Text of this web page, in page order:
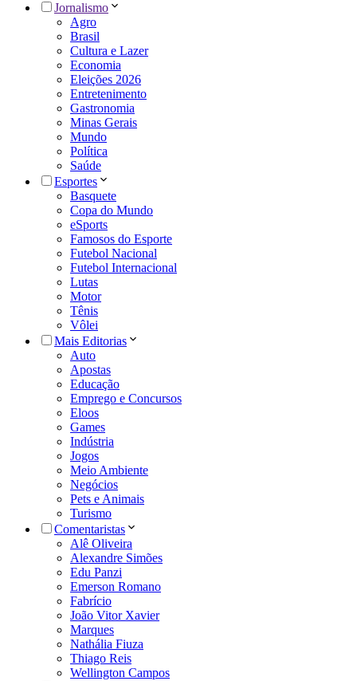
Jornalismo
Agro
Brasil
Cultura e Lazer
Economia
Eleições 2026
Entretenimento
Gastronomia
Minas Gerais
Mundo
Política
Saúde
Esportes
Basquete
Copa do Mundo
eSports
Famosos do Esporte
Futebol Nacional
Futebol Internacional
Lutas
Motor
Tênis
Vôlei
Mais Editorias
Auto
Apostas
Educação
Emprego e Concursos
Eloos
Games
Indústria
Jogos
Meio Ambiente
Negócios
Pets e Animais
Turismo
Comentaristas
Alê Oliveira
Alexandre Simões
Edu Panzi
Emerson Romano
Fabrício
João Vitor Xavier
Marques
Nathália Fiuza
Thiago Reis
Wellington Campos